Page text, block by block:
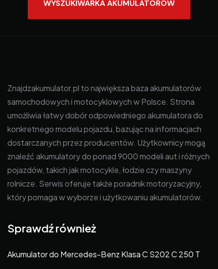
WYSZUKIWARKA AKUMULATORÓW
Znajdzakumulator.pl to największa baza akumulatorów
samochodowych i motocyklowych w Polsce. Strona
umożliwia łatwy dobór odpowiedniego akumulatora do
konkretnego modelu pojazdu, bazując na informacjach
dostarczanych przez producentów. Użytkownicy mogą
znaleźć akumulatory do ponad 9000 modeli aut i różnych
pojazdów, takich jak motocykle, łodzie czy maszyny
rolnicze. Serwis oferuje także poradnik motoryzacyjny,
który pomaga w wyborze i użytkowaniu akumulatorów.
Sprawdź również
Akumulator do Mercedes-Benz Klasa C S202 C 250 T